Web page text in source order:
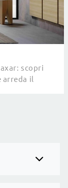
scopri
arreda il